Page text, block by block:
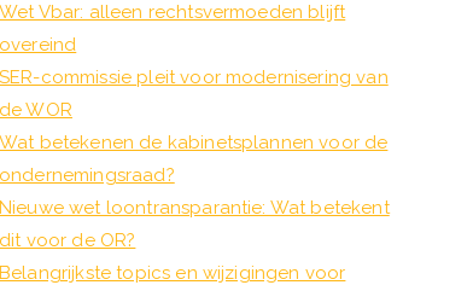
Wet Vbar: alleen rechtsvermoeden blijft
overeind
SER-commissie pleit voor modernisering van
de WOR
Wat betekenen de kabinetsplannen voor de
ondernemingsraad?
Nieuwe wet loontransparantie: Wat betekent
dit voor de OR?
Belangrijkste topics en wijzigingen voor